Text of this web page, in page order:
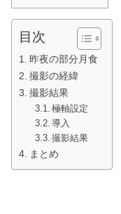
目次
昨夜の部分月食
撮影の経緯
撮影結果
極軸設定
導入
撮影結果
まとめ